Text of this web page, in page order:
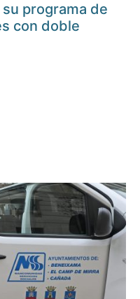
su programa de
con doble